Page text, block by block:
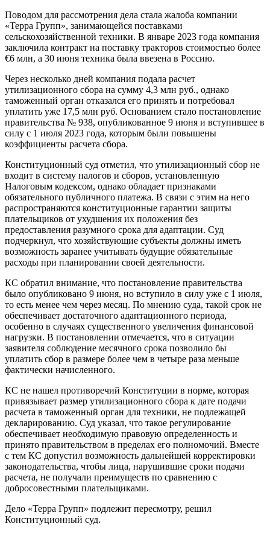
Поводом для рассмотрения дела стала жалоба компании
«Терра Групп», занимающейся поставками
сельскохозяйственной техники. В январе 2023 года компания
заключила контракт на поставку тракторов стоимостью более
€6 млн, а 30 июня техника была ввезена в Россию.
Через несколько дней компания подала расчет
утилизационного сбора на сумму 4,3 млн руб., однако
таможенный орган отказался его принять и потребовал
уплатить уже 17,5 млн руб. Основанием стало постановление
правительства № 938, опубликованное 9 июня и вступившее в
силу с 1 июля 2023 года, которым были повышены
коэффициенты расчета сбора.
Конституционный суд отметил, что утилизационный сбор не
входит в систему налогов и сборов, установленную
Налоговым кодексом, однако обладает признаками
обязательного публичного платежа. В связи с этим на него
распространяются конституционные гарантии защиты
плательщиков от ухудшения их положения без
предоставления разумного срока для адаптации. Суд
подчеркнул, что хозяйствующие субъекты должны иметь
возможность заранее учитывать будущие обязательные
расходы при планировании своей деятельности.
КС обратил внимание, что постановление правительства
было опубликовано 9 июня, но вступило в силу уже с 1 июля,
то есть менее чем через месяц. По мнению суда, такой срок не
обеспечивает достаточного адаптационного периода,
особенно в случаях существенного увеличения финансовой
нагрузки. В постановлении отмечается, что в ситуации
заявителя соблюдение месячного срока позволило бы
уплатить сбор в размере более чем в четыре раза меньше
фактически начисленного.
КС не нашел противоречий Конституции в норме, которая
привязывает размер утилизационного сбора к дате подачи
расчета в таможенный орган для техники, не подлежащей
декларированию. Суд указал, что такое регулирование
обеспечивает необходимую правовую определенность и
принято правительством в пределах его полномочий. Вместе
с тем КС допустил возможность дальнейшей корректировки
законодательства, чтобы лица, нарушившие сроки подачи
расчета, не получали преимуществ по сравнению с
добросовестными плательщиками.
Дело «Терра Групп» подлежит пересмотру, решил
Конституционный суд.